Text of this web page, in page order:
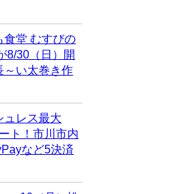
食堂 むすびの
8/30（日）開
～い太巻き作
ュレス最大
ト！市川市内
など5決済